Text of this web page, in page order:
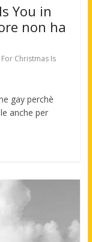
You in
non ha
Christmas Is
gay perchè
anche per